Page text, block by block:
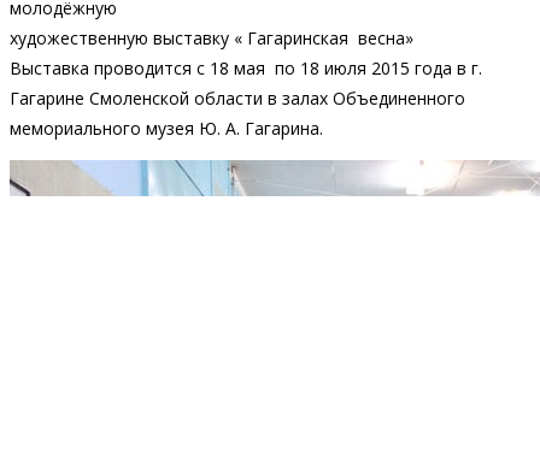
молодёжную
художественную выставку « Гагаринская весна»
Выставка проводится с 18 мая по 18 июля 2015 года в г.
Гагарине Смоленской области в залах Объединенного
мемориального музея Ю. А. Гагарина.